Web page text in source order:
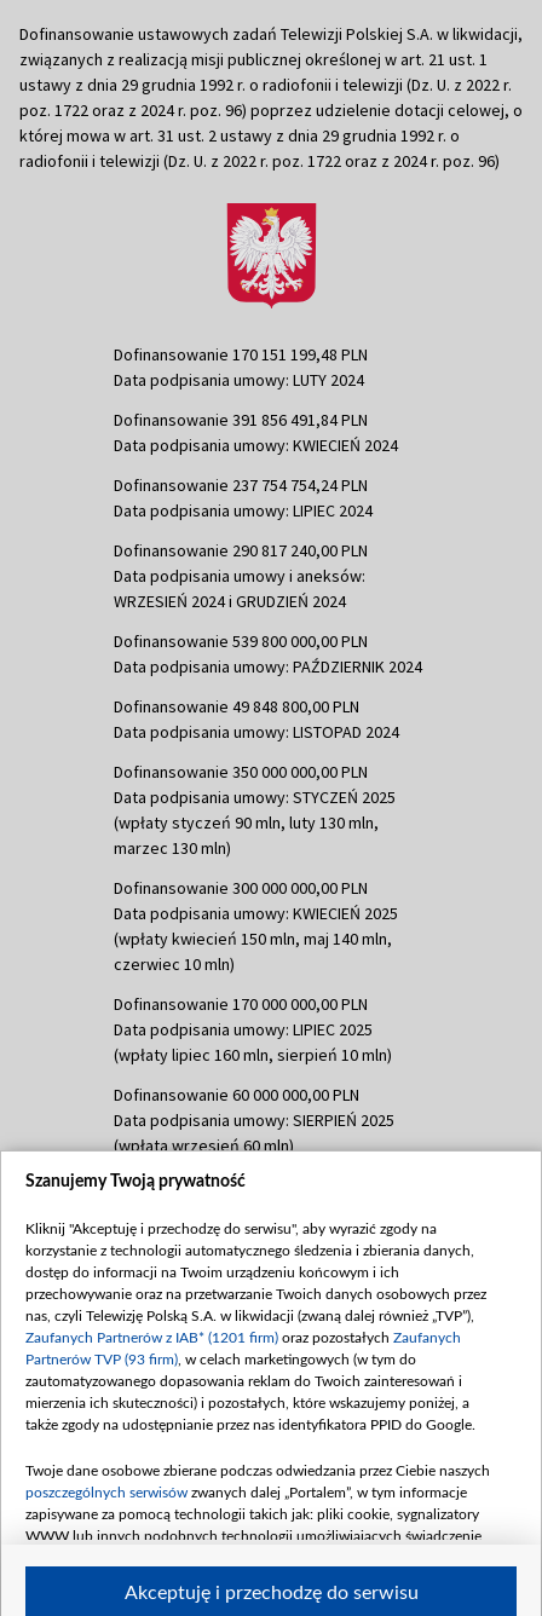
Dofinansowanie ustawowych zadań Telewizji Polskiej S.A. w likwidacji,
związanych z realizacją misji publicznej określonej w art. 21 ust. 1
ustawy z dnia 29 grudnia 1992 r. o radiofonii i telewizji (Dz. U. z 2022 r.
poz. 1722 oraz z 2024 r. poz. 96) poprzez udzielenie dotacji celowej, o
której mowa w art. 31 ust. 2 ustawy z dnia 29 grudnia 1992 r. o
radiofonii i telewizji (Dz. U. z 2022 r. poz. 1722 oraz z 2024 r. poz. 96)
Dofinansowanie 170 151 199,48 PLN
Data podpisania umowy: LUTY 2024
Dofinansowanie 391 856 491,84 PLN
Data podpisania umowy: KWIECIEŃ 2024
Dofinansowanie 237 754 754,24 PLN
Data podpisania umowy: LIPIEC 2024
Dofinansowanie 290 817 240,00 PLN
Data podpisania umowy i aneksów:
WRZESIEŃ 2024 i GRUDZIEŃ 2024
Dofinansowanie 539 800 000,00 PLN
Data podpisania umowy: PAŹDZIERNIK 2024
Dofinansowanie 49 848 800,00 PLN
Data podpisania umowy: LISTOPAD 2024
Dofinansowanie 350 000 000,00 PLN
Data podpisania umowy: STYCZEŃ 2025
(wpłaty styczeń 90 mln, luty 130 mln,
marzec 130 mln)
Dofinansowanie 300 000 000,00 PLN
Data podpisania umowy: KWIECIEŃ 2025
(wpłaty kwiecień 150 mln, maj 140 mln,
czerwiec 10 mln)
Dofinansowanie 170 000 000,00 PLN
Data podpisania umowy: LIPIEC 2025
(wpłaty lipiec 160 mln, sierpień 10 mln)
Dofinansowanie 60 000 000,00 PLN
Data podpisania umowy: SIERPIEŃ 2025
(wpłata wrzesień 60 mln)
Dofinansowanie 635 783 051,21 PLN
(wpłata wrzesień 100 mln, październik 350
mln, listopad 265 mln)
Dofinansowanie 48 862 000,00 PLN
Data podpisania umowy: GRUDZIEŃ 2025
(wpłata grudzień 60,548 mln)
Dofinansowanie 900 000 000,00 PLN
Data podpisania umowy: LUTY 2026 (wpłata
kwiecień 180 mln, 7 maja 180 mln, 8
czerwca 90 mln)
Dofinansowanie 250 000 000,00 PLN
4 sierpnia 250 mln
Szanujemy Twoją prywatność
Kliknij "Akceptuję i przechodzę do serwisu", aby wyrazić zgody na
korzystanie z technologii automatycznego śledzenia i zbierania danych,
dostęp do informacji na Twoim urządzeniu końcowym i ich
przechowywanie oraz na przetwarzanie Twoich danych osobowych przez
nas, czyli Telewizję Polską S.A. w likwidacji (zwaną dalej również „TVP”),
Zaufanych Partnerów z IAB* (1201 firm) oraz pozostałych Zaufanych
Partnerów TVP (93 firm) , w celach marketingowych (w tym do
zautomatyzowanego dopasowania reklam do Twoich zainteresowań i
mierzenia ich skuteczności) i pozostałych, które wskazujemy poniżej, a
także zgody na udostępnianie przez nas identyfikatora PPID do Google.
Twoje dane osobowe zbierane podczas odwiedzania przez Ciebie naszych
poszczególnych serwisów zwanych dalej „Portalem”, w tym informacje
zapisywane za pomocą technologii takich jak: pliki cookie, sygnalizatory
WWW lub innych podobnych technologii umożliwiających świadczenie
Akceptuję i przechodzę do serwisu